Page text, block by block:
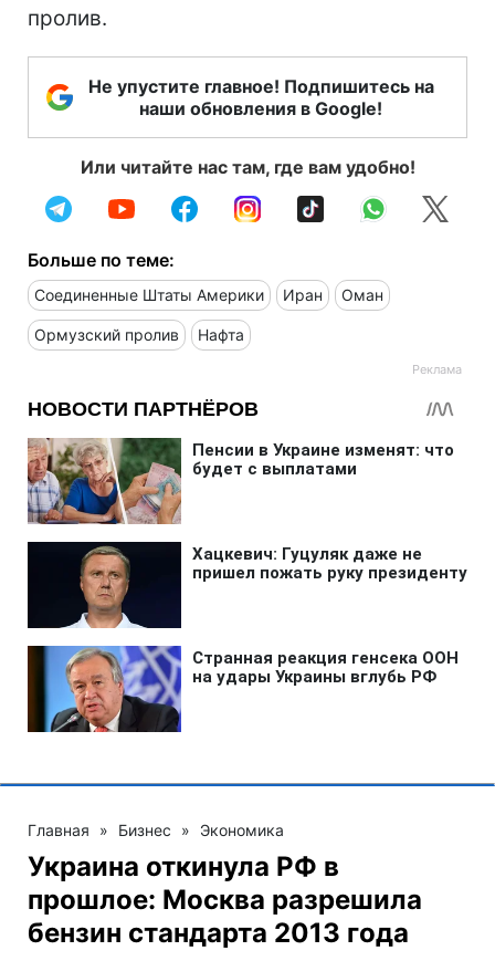
пролив.
Не упустите главное! Подпишитесь на
наши обновления в Google!
Или читайте нас там, где вам удобно!
Больше по теме:
Соединенные Штаты Америки Иран Оман
Ормузский пролив Нафта
Главная » Бизнес » Экономика
Украина откинула РФ в
прошлое: Москва разрешила
бензин стандарта 2013 года